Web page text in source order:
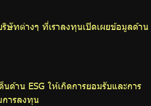
ต่างๆ ที่เราลงทุนเปิดเผยข้อมูลด้าน
าน ESG ให้เกิดการยอมรับและการ
ารลงทุน